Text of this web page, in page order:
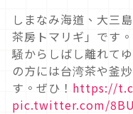
しまなみ海道、大三
茶房トマリギ」です
騒からしばし離れて
の方には台湾茶や釜
す。ぜひ！ https://
pic.twitter.com/